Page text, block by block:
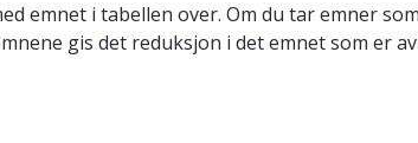
emnet i tabellen over. Om du tar emner
gis det reduksjon i det emnet som er